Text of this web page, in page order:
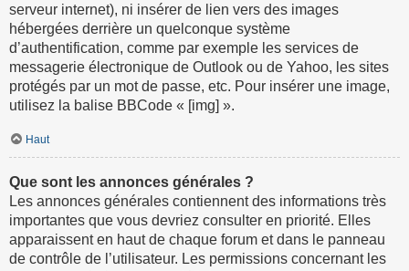
serveur internet), ni insérer de lien vers des images
hébergées derrière un quelconque système
d’authentification, comme par exemple les services de
messagerie électronique de Outlook ou de Yahoo, les sites
protégés par un mot de passe, etc. Pour insérer une image,
utilisez la balise BBCode « [img] ».
Haut
Que sont les annonces générales ?
Les annonces générales contiennent des informations très
importantes que vous devriez consulter en priorité. Elles
apparaissent en haut de chaque forum et dans le panneau
de contrôle de l’utilisateur. Les permissions concernant les